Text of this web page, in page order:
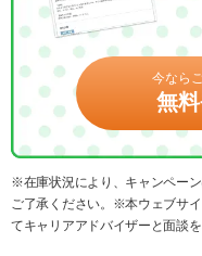
今なら
無
※在庫状況により、キャンペー
ご了承ください。※本ウェブサ
てキャリアアドバイザーと面談